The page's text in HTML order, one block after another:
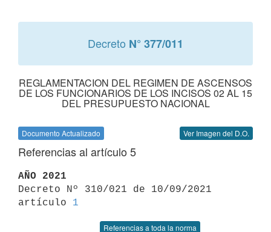
Decreto N° 377/011
REGLAMENTACION DEL REGIMEN DE ASCENSOS
DE LOS FUNCIONARIOS DE LOS INCISOS 02 AL 15
DEL PRESUPUESTO NACIONAL
Documento Actualizado Ver Imagen del D.O.
Referencias al artículo 5
AÑO 2021
Decreto Nº 310/021 de 10/09/2021
artículo 1
Referencias a toda la norma